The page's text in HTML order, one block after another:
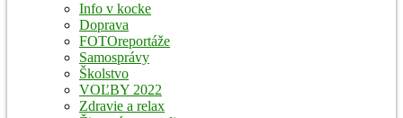
Info v kocke
Doprava
FOTOreportáže
Samosprávy
Školstvo
VOĽBY 2022
Zdravie a relax